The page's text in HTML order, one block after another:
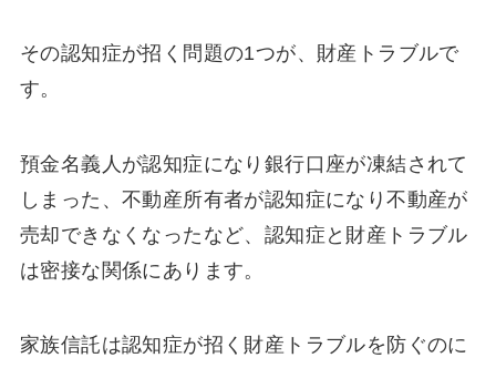
その認知症が招く問題の1つが、財産トラブルで
す。
預金名義人が認知症になり銀行口座が凍結されて
しまった、不動産所有者が認知症になり不動産が
売却できなくなったなど、認知症と財産トラブル
は密接な関係にあります。
家族信託は認知症が招く財産トラブルを防ぐのに